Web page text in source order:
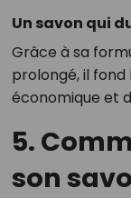
Un savon qui
Grâce à sa
prolongé, il
économique et
5.
son